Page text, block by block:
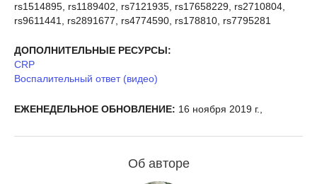
rs1514895, rs1189402, rs7121935, rs17658229, rs2710804,
rs9611441, rs2891677, rs4774590, rs178810, rs7795281
ДОПОЛНИТЕЛЬНЫЕ РЕСУРСЫ:
CRP
Воспалительный ответ (видео)
ЕЖЕНЕДЕЛЬНОЕ ОБНОВЛЕНИЕ: 16 ноября 2019 г.,
Об авторе